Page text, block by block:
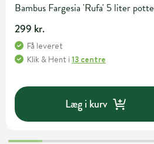
Bambus Fargesia 'Rufa' 5 liter potte
299 kr.
Få leveret
Klik & Hent i 13 centre
Læg i kurv